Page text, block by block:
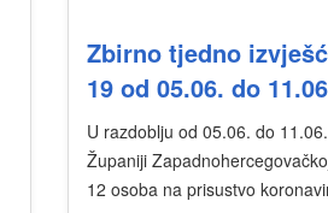
Zbirno tjedno
19 od 05.06. do
U razdoblju od 05.06. do
Županiji
12 osoba na prisustvo